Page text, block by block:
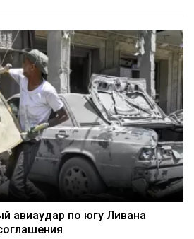
авиаудар по югу Ливана